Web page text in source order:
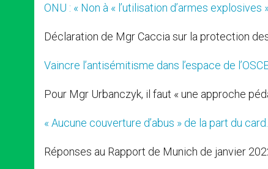
ONU : « Non à « l’utilisation d’armes
Déclaration de Mgr Caccia sur la protection
Vaincre l’antisémitisme dans l’espace de
Pour Mgr Urbanczyk, il faut « une approche
« Aucune couverture d’abus » de la part du
Réponses au Rapport de Munich de janvier